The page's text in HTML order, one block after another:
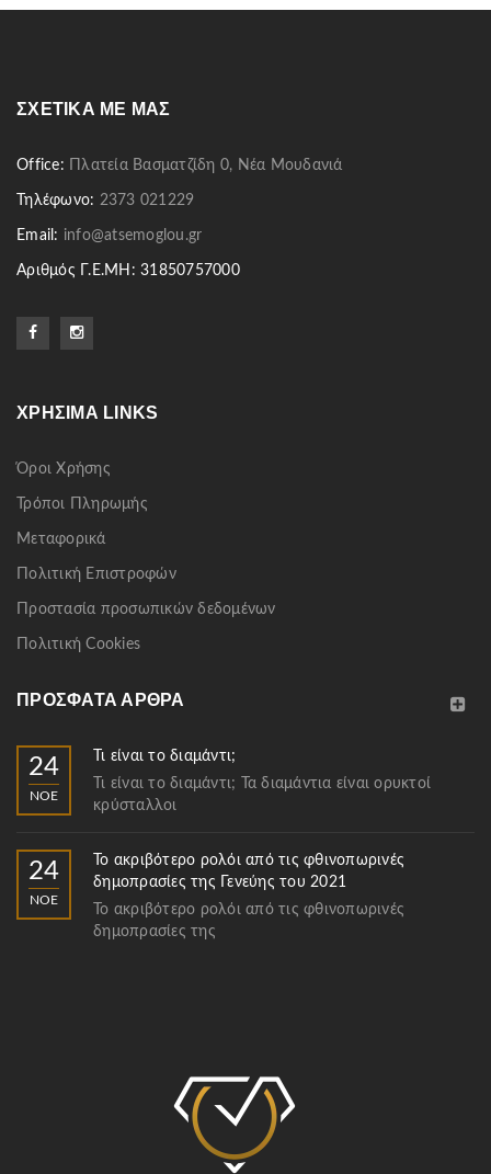
ΣΧΕΤΙΚΆ ΜΕ ΜΑΣ
Office: Πλατεία Βασματζίδη 0, Νέα Μουδανιά
Τηλέφωνο: 2373 021229
Email: info@atsemoglou.gr
Αριθμός Γ.Ε.ΜΗ: 31850757000
ΧΡΉΣΙΜΑ LINKS
Όροι Χρήσης
Τρόποι Πληρωμής
Μεταφορικά
Πολιτική Επιστροφών
Προστασία προσωπικών δεδομένων
Πολιτική Cookies
ΠΡΌΣΦΑΤΑ ΆΡΘΡΑ
24
ΝΟΈ
Τι είναι το διαμάντι;
Τι είναι το διαμάντι; Τα διαμάντια είναι ορυκτοί
κρύσταλλοι
24
ΝΟΈ
Το ακριβότερο ρολόι από τις φθινοπωρινές
δημοπρασίες της Γενεύης του 2021
Το ακριβότερο ρολόι από τις φθινοπωρινές
δημοπρασίες της